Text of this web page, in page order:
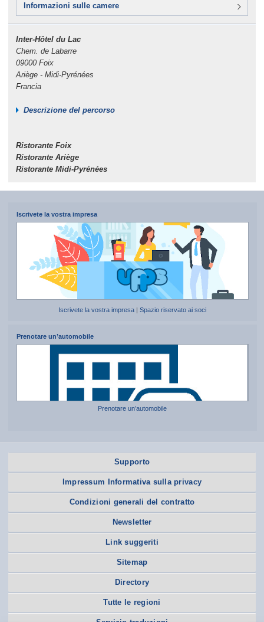
Informazioni sulle camere
Inter-Hôtel du Lac
Chem. de Labarre
09000 Foix
Ariège - Midi-Pyrénées
Francia
Descrizione del percorso
Ristorante Foix
Ristorante Ariège
Ristorante Midi-Pyrénées
Iscrivete la vostra impresa
Iscrivete la vostra impresa |Spazio riservato ai soci
Prenotare un’automobile
Prenotare un’automobile
Supporto
Impressum Informativa sulla privacy
Condizioni generali del contratto
Newsletter
Link suggeriti
Sitemap
Directory
Tutte le regioni